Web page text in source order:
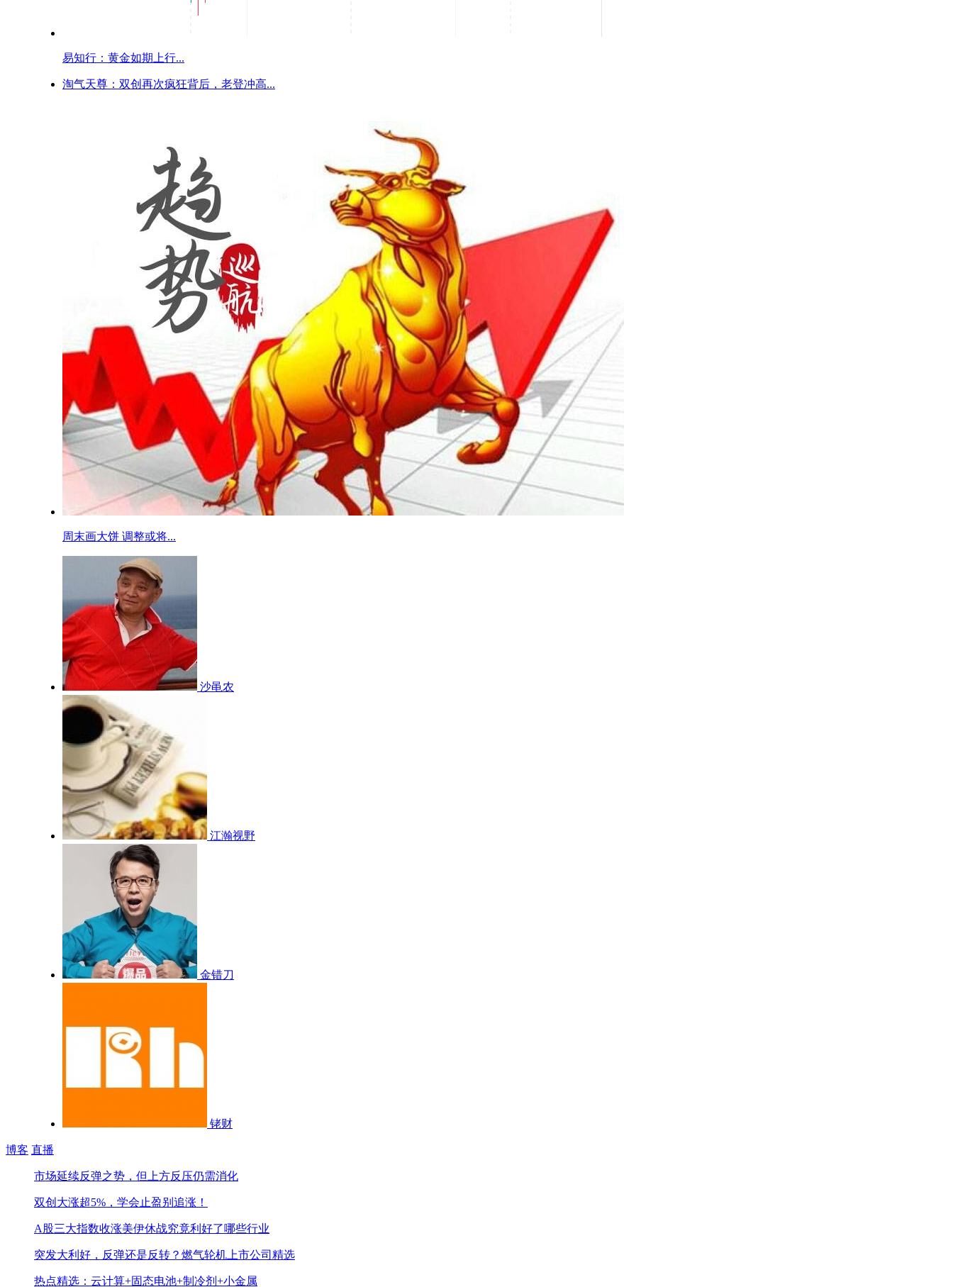
易知行：黄金如期上行...
淘气天尊：双创再次疯狂背后，老登冲高...
周末画大饼 调整或将...
沙黾农
江瀚视野
金错刀
铑财
博客 直播
市场延续反弹之势，但上方反压仍需消化
双创大涨超5%，学会止盈别追涨！
A股三大指数收涨美伊休战究竟利好了哪些行业
突发大利好，反弹还是反转？ 燃气轮机上市公司精选
热点精选：云计算+固态电池+制冷剂+小金属